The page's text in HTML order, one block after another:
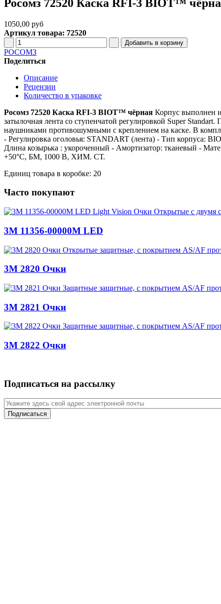
Росомз 72520 Каска RFI-3 BIOT™
1050,00 руб
Артикул товара: 72520
РОСОМЗ
Поделиться
Описание
Рецензии
Количество в упаковке
Росомз 72520 Каска RFI-3 BIOT™ чёрная Корпус выполнен
затылочная лента со ступенчатой регулировкой Super
наушниками противошумными с креплением на каске. В
- Регулировка оголовья: STANDART (лента) - Тип корпуса:
Длина козырька : укороченный - Амортизатор: тканевый -
+50°C, БM, 1000 В, ХИМ. СТ.
Единиц товара в коробке: 20
Часто покупают
3M 11356-00000M LED
3M 2820 Очки
3M 2821 Очки
3M 2822 Очки
Подписаться на рассылку